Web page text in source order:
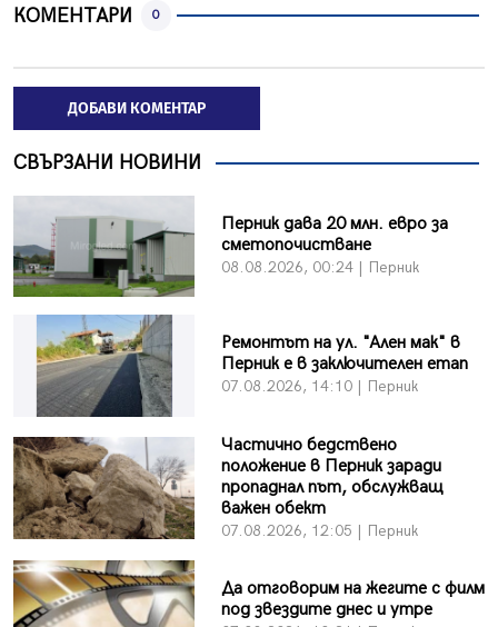
КОМЕНТАРИ 0
ДОБАВИ КОМЕНТАР
СВЪРЗАНИ НОВИНИ
Перник дава 20 млн. евро за
сметопочистване
08.08.2026, 00:24 | Перник
Ремонтът на ул. "Ален мак" в
Перник е в заключителен етап
07.08.2026, 14:10 | Перник
Частично бедствено
положение в Перник заради
пропаднал път, обслужващ
важен обект
07.08.2026, 12:05 | Перник
Да отговорим на жегите с филм
под звездите днес и утре